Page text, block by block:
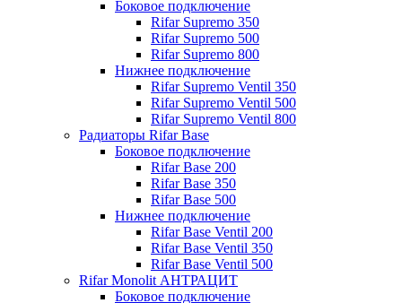
Боковое подключение
Rifar Supremo 350
Rifar Supremo 500
Rifar Supremo 800
Нижнее подключение
Rifar Supremo Ventil 350
Rifar Supremo Ventil 500
Rifar Supremo Ventil 800
Радиаторы Rifar Base
Боковое подключение
Rifar Base 200
Rifar Base 350
Rifar Base 500
Нижнее подключение
Rifar Base Ventil 200
Rifar Base Ventil 350
Rifar Base Ventil 500
Rifar Monolit АНТРАЦИТ
Боковое подключение